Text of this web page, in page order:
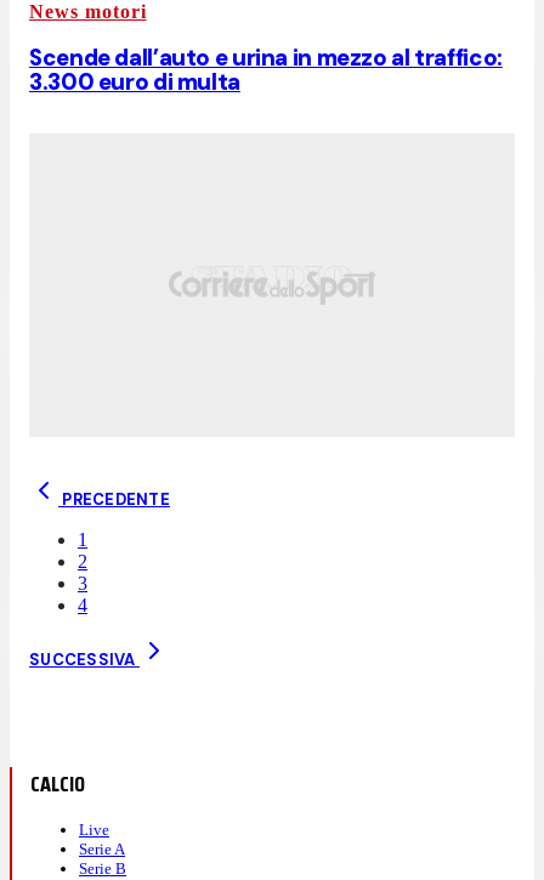
News motori
Scende dall’auto e urina in mezzo al traffico:
3.300 euro di multa
PRECEDENTE
1
2
3
4
SUCCESSIVA
CALCIO
Live
Serie A
Serie B